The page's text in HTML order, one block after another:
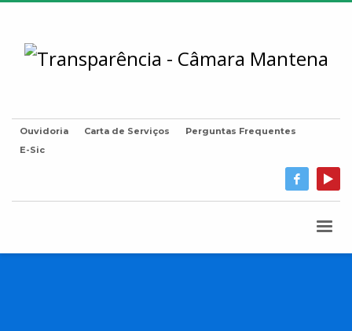
Ouvidoria Carta de Serviços
Perguntas Frequentes
E-Sic